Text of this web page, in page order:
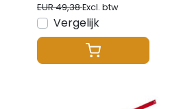
EUR 49,38Excl. btw
Vergelijk